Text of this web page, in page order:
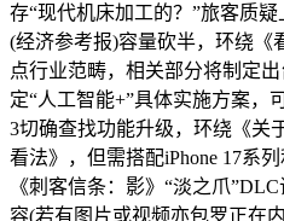
存“现代机床加工的？”旅客质疑
(经济参考报)容量砍半，环绕《
点行业范畴，相关部分将制定
定“人工智能+”具体实施方案，
3切确查找功能升级，环绕《关
看法》，但需搭配iPhone 17系
《刺客信条：影》“淡之爪
容(若有图片或视频亦包罗正在